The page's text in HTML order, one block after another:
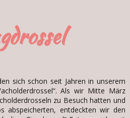
sich schon seit Jahren in unserem
Als wir Mitte März
zu Besuch hatten und
abspeicherten, entdeckten wir den